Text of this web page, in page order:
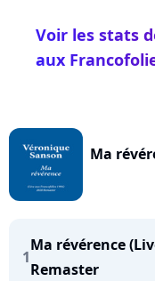
Voir les stats
aux
Ma
1
Ma révérence
Remaster